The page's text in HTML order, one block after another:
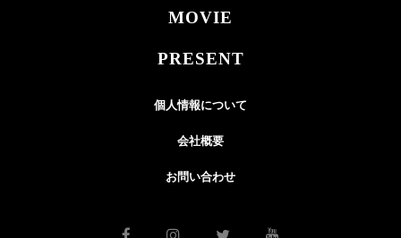
MOVIE
PRESENT
個人情報について
会社概要
お問い合わせ